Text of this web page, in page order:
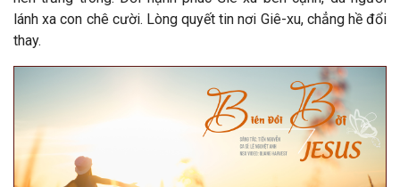
lánh xa con chê cười. Lòng quyết tin nơi Giê-xu, chẳng hề đổi
thay.